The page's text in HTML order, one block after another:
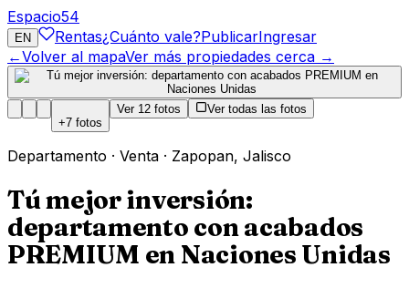
Espacio54
EN Rentas¿Cuánto vale?PublicarIngresar
←Volver al mapaVer más propiedades cerca →
+7 fotos
Ver 12 fotos Ver todas las fotos
Departamento · Venta · Zapopan, Jalisco
Tú mejor inversión:
departamento con acabados
PREMIUM en Naciones Unidas